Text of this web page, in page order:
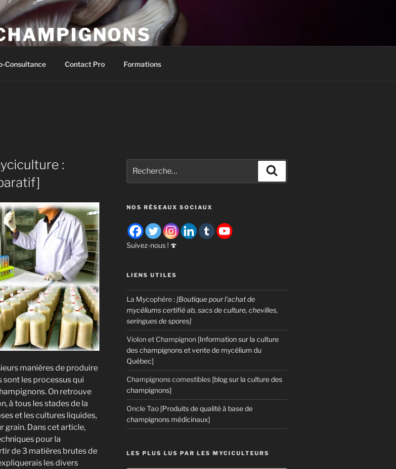
Consultance Contact Pro Formations
:
manières de produire
les processus qui
On retrouve
à tous les stades de la
et les cultures liquides,
grain. Dans cet article,
pour la
de 3 matières brutes de
les divers
pour
:
NOS RÉSEAUX SOCIAUX
Suivez-nous ! 🍄
LIENS UTILES
La Mycophère : [Boutique pour l'achat de
mycéliums certifié ab, sacs de culture, chevilles,
seringues de spores]
Violon et Champignon [Information sur la culture
des champignons et vente de mycélium du
Québec]
Champignons comestibles [blog sur la culture des
champignons]
Oncle Tao [Produits de qualité à base de
champignons médicinaux]
LES PLUS LUS PAR LES MYCICULTEURS